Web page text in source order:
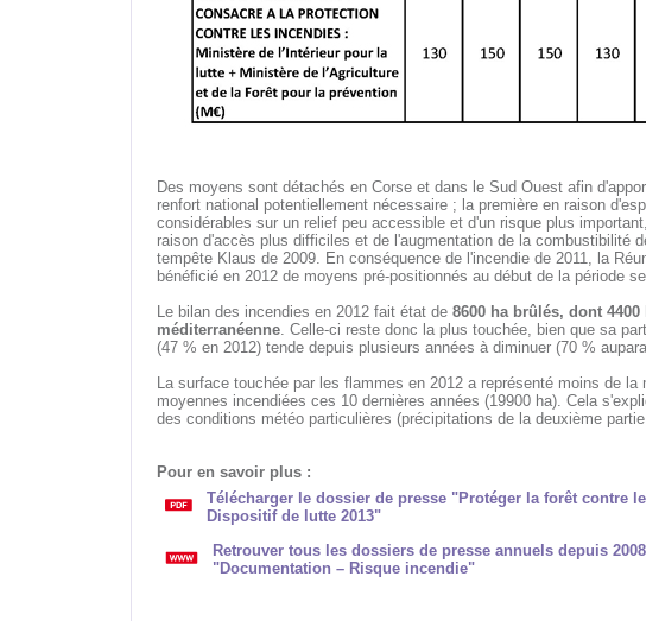
Des moyens sont détachés en Corse et dans le Sud Ouest afin
renfort national potentiellement nécessaire ; la première en raison
considérables sur un relief peu accessible et d'un risque plus
raison d'accès plus difficiles et de l'augmentation de la combustibilité
tempête Klaus de 2009. En conséquence de l'incendie de 2011, la
bénéficié en 2012 de moyens pré-positionnés au début de la période
Le bilan des incendies en 2012 fait état de 8600 ha brûlés, dont 4400
méditerranéenne. Celle-ci reste donc la plus touchée, bien que sa
(47 % en 2012) tende depuis plusieurs années à diminuer (70 %
La surface touchée par les flammes en 2012 a représenté moins de la
moyennes incendiées ces 10 dernières années (19900 ha). Cela
des conditions météo particulières (précipitations de la deuxième
Pour en savoir plus :
Télécharger le dossier de presse "Protéger la forêt contre
Dispositif de lutte 2013"
Retrouver tous les dossiers de presse annuels depuis
"Documentation – Risque incendie"